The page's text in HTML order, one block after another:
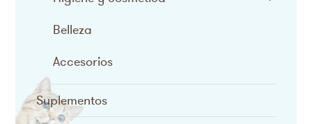
Belleza
Accesorios
Suplementos